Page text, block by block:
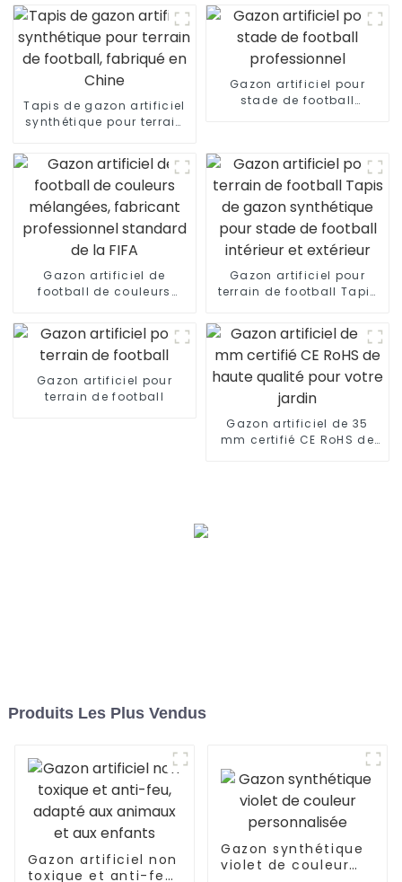
Tapis de gazon artificiel
synthétique pour terrain
Gazon artificiel pour
stade de football
Gazon artificiel de
football de couleurs
professionnel standard
de la FIFA
Gazon artificiel pour
terrain de football Tapis
intérieur et extérieur
Gazon artificiel pour
terrain de football
Gazon artificiel de 35
mm certifié CE RoHS de
Produits Les Plus Vendus
Gazon artificiel non
toxique et anti-feu,
Gazon synthétique
violet de couleur